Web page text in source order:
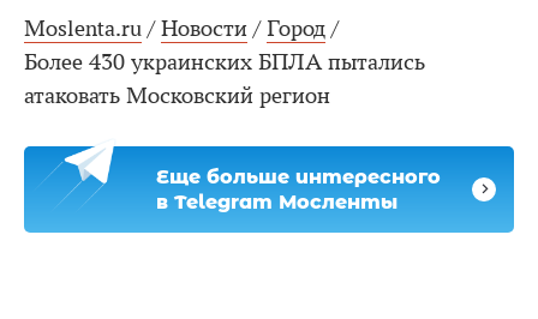
Moslenta.ru / Новости / Город /
Более 430 украинских БПЛА пытались
атаковать Московский регион
Еще больше интересного
в Telegram Мосленты